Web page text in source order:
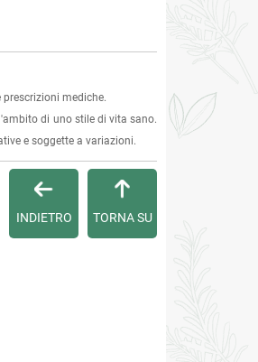
mediche.
di uno stile di vita sano.
e soggette a variazioni.
TORNA SU
INDIETRO